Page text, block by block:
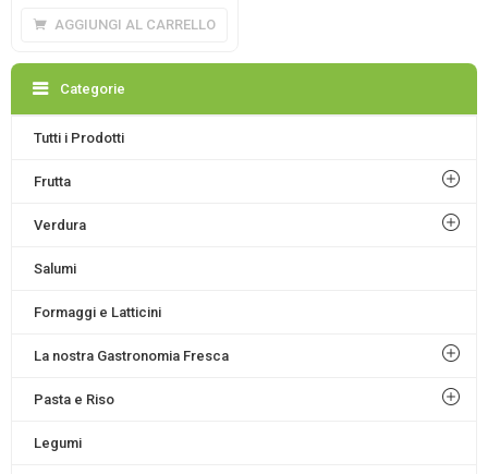
AGGIUNGI AL CARRELLO
Categorie
Tutti i Prodotti
Frutta
Verdura
Salumi
Formaggi e Latticini
La nostra Gastronomia Fresca
Pasta e Riso
Legumi